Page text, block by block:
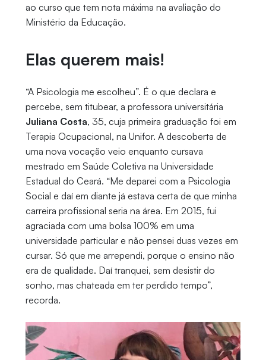
ao curso que tem nota máxima na avaliação do
Ministério da Educação.
Elas querem mais!
“A Psicologia me escolheu”. É o que declara e
percebe, sem titubear, a professora universitária
Juliana Costa, 35, cuja primeira graduação foi em
Terapia Ocupacional, na Unifor. A descoberta de
uma nova vocação veio enquanto cursava
mestrado em Saúde Coletiva na Universidade
Estadual do Ceará. “Me deparei com a Psicologia
Social e daí em diante já estava certa de que minha
carreira profissional seria na área. Em 2015, fui
agraciada com uma bolsa 100% em uma
universidade particular e não pensei duas vezes em
cursar. Só que me arrependi, porque o ensino não
era de qualidade. Daí tranquei, sem desistir do
sonho, mas chateada em ter perdido tempo”,
recorda.